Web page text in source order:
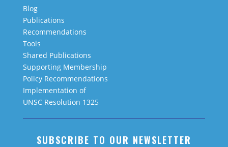
Blog
Publications
Recommendations
Tools
Shared Publications
Supporting Membership
Policy Recommendations
Implementation of
UNSC Resolution 1325
SUBSCRIBE TO OUR NEWSLETTER